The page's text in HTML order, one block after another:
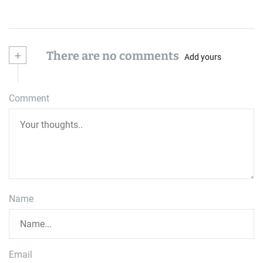
+ There are no comments Add yours
Comment
Name
Email